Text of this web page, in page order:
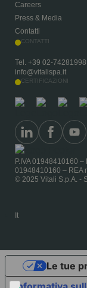
Careers
Press & Media
Contatti
CONTATTI
Tel. +39 02-74281998
info@vitalispa.it
CERTIFICAZIONI
P.IVA 01948410160
01948410160 – REA
© 2025 Vitali S.p.A. -
It
Le tue